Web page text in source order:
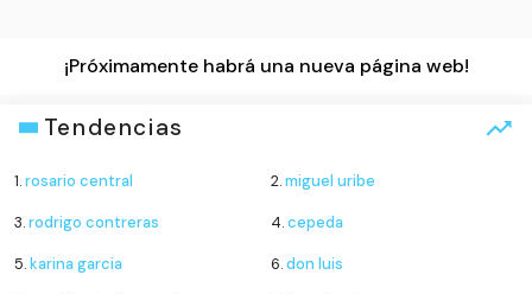
¡Próximamente habrá una nueva página web!
Tendencias
1.rosario central 2.miguel uribe
3.rodrigo contreras 4.cepeda
5.karina garcia 6.don luis